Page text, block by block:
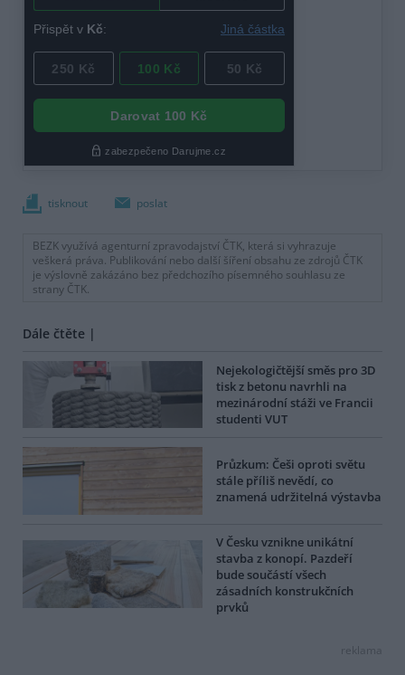
tisknout poslat
BEZK využívá agenturní zpravodajství ČTK, která si vyhrazuje
veškerá práva. Publikování nebo další šíření obsahu ze zdrojů ČTK
je výslovně zakázáno bez předchozího písemného souhlasu ze
strany ČTK.
Dále čtěte |
Nejekologičtější směs pro 3D
tisk z betonu navrhli na
mezinárodní stáži ve Francii
studenti VUT
Průzkum: Češi oproti světu
stále příliš nevědí, co
znamená udržitelná výstavba
V Česku vznikne unikátní
stavba z konopí. Pazdeří
bude součástí všech
zásadních konstrukčních
prvků
reklama